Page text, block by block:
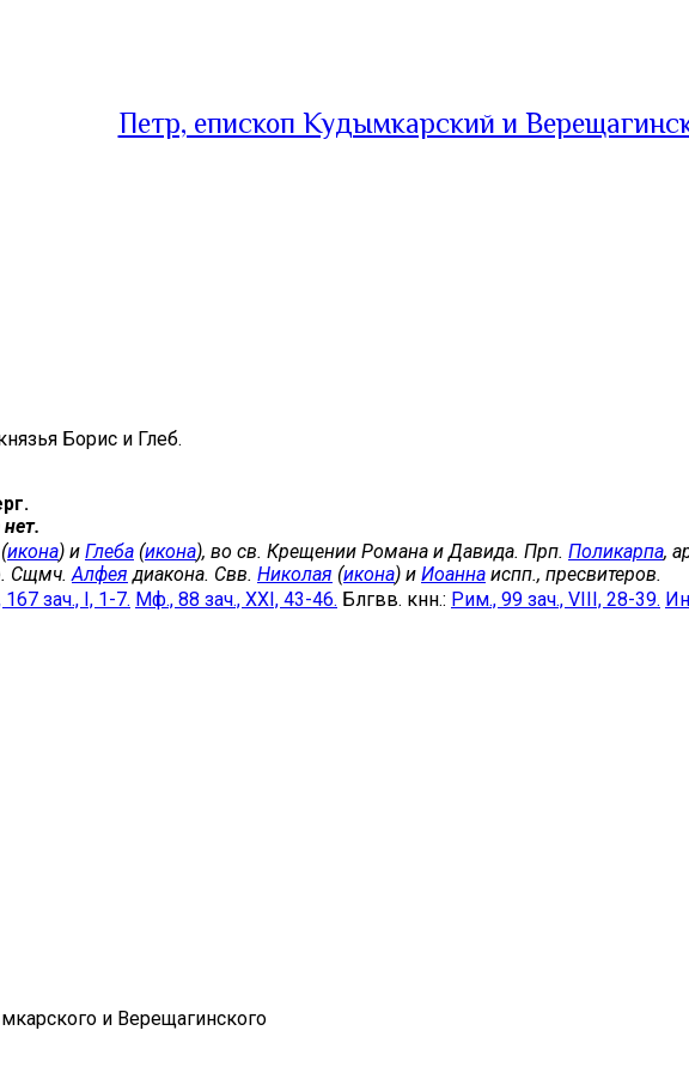
Петр, епископ Кудымкарский и
Борис и Глеб.
(икона) и Глеба (икона), во св. Крещении Романа и Давида. Прп. Поликарпа,
Сщмч. Алфея диакона. Свв. Николая (икона) и Иоанна испп., пресвитеров.
зач., I, 1-7. Мф., 88 зач., XXI, 43-46. Блгвв. кнн.: Рим., 99 зач., VIII, 28-39.
и Верещагинского